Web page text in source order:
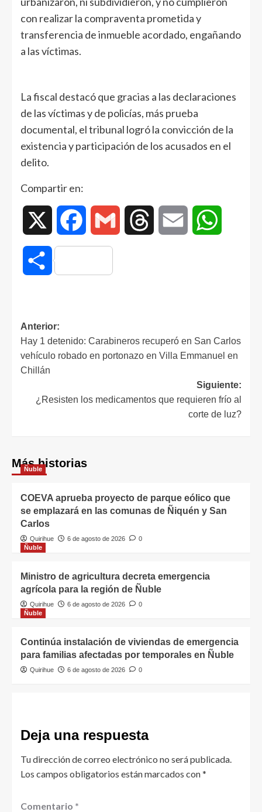
con realizar la compraventa prometida y
transferencia de inmueble acordado, engañando
a las víctimas.
La fiscal destacó que gracias a las declaraciones
de las víctimas y de policías, más prueba
documental, el tribunal logró la convicción de la
existencia y participación de los acusados en el
delito.
Compartir en:
Facebook Gmail Threads Email
Compartir
Anterior:
Hay 1 detenido: Carabineros recuperó en San Carlos
vehículo robado en portonazo en Villa Emmanuel en
Chillán
Siguiente:
¿Resisten los medicamentos que requieren frío al
corte de luz?
Más historias
Ñuble
COEVA aprueba proyecto de parque eólico que
se emplazará en las comunas de Ñiquén y San
Carlos
Quirihue 6 de agosto de 2026
0
Ñuble
Ministro de agricultura decreta emergencia
agrícola para la región de Ñuble
Quirihue 6 de agosto de 2026
0
Ñuble
Continúa instalación de viviendas de emergencia
para familias afectadas por temporales en Ñuble
Quirihue 6 de agosto de 2026 0
Deja una respuesta
Tu dirección de correo electrónico no será publicada.
Los campos obligatorios están marcados con*
Comentario *